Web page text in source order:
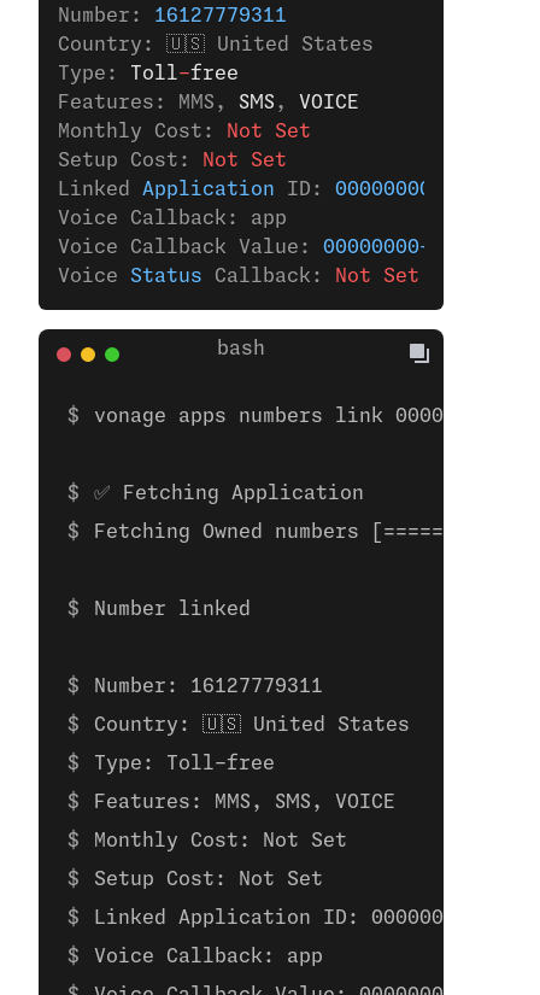
Number: 16127779311
Country: 🇺🇸 United States
Type: Toll-free
Features: MMS,
SMS ,
VOICE
Monthly Cost:
Not Set
Setup Cost:
Not Set
Linked Application ID: 00000000-0000-
Voice Callback: app
Voice Callback Value: 00000000-0000-
Voice Status Callback: Not Set
vonage apps numbers link 00000000-
✅ Fetching Application
Fetching Owned numbers
Number linked
Number: 16127779311
Country: 🇺🇸 United States
Type: Toll-free
Features: MMS, SMS, VOICE
Monthly Cost: Not Set
Setup Cost: Not Set
Linked Application ID: 00000000-0000-
Voice Callback: app